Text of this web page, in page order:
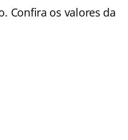
Confira os valores da